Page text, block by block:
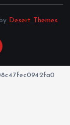
Desert Themes